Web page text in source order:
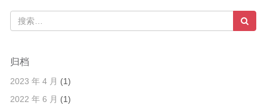
for
iOS”
程
——
导
航
归档
2023 年 4 月 (1)
2022 年 6 月 (1)